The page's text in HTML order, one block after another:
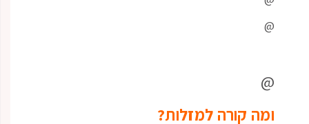
@
@
ומה קורה למזלות?